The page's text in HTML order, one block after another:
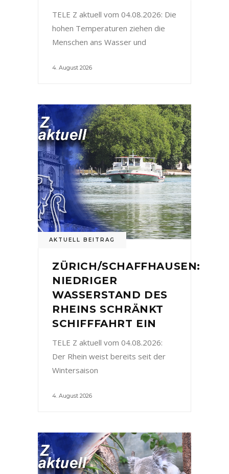
TELE Z aktuell vom 04.08.2026: Die
hohen Temperaturen ziehen die
Menschen ans Wasser und
4. August 2026
AKTUELL BEITRAG
ZÜRICH/SCHAFFHAUSEN:
NIEDRIGER
WASSERSTAND DES
RHEINS SCHRÄNKT
SCHIFFFAHRT EIN
TELE Z aktuell vom 04.08.2026:
Der Rhein weist bereits seit der
Wintersaison
4. August 2026